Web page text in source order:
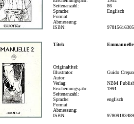
Seitenanzahl:
Sprache:
Format:
Abmessung:
ISBN:
86
Englisch
Titel:
Originaltitel:
Illustrator:
Autor:
Verlag:
Erscheinungsjahr:
Seitenanzahl:
Sprache:
Format:
Abmessung:
ISBN:
Guido
NBM
1991
englisch